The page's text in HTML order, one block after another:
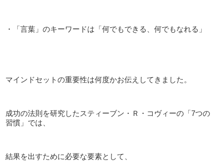
・「言葉」のキーワードは「何でもできる、何でもなれる」
マインドセットの重要性は何度かお伝えしてきました。
成功の法則を研究したスティーブン・Ｒ・コヴィーの「7つの
習慣」では、
結果を出すために必要な要素として、